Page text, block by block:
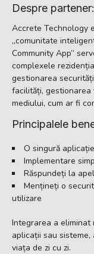
Despre
Accrete Technology
„comunitate
Community App”
complexele
gestionarea
facilități, gestionarea
mediului, cum ar fi
Principalele
O singură
Implementare
Răspundeți la
Mențineți o
utilizare
Integrarea a eliminat
aplicații sau
viața de zi cu zi.